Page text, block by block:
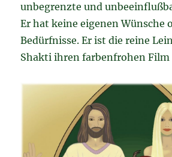
unbegrenzte und
Er hat keine eigenen Wünsche
Bedürfnisse.Er ist die reine
Shakti ihren farbenfrohen